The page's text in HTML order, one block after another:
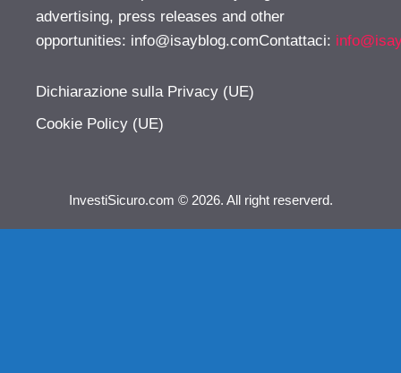
advertising, press releases and other
opportunities: info@isayblog.comContattaci:
Dichiarazione sulla Privacy (UE)
Cookie Policy (UE)
InvestiSicuro.com © 2026. All right reserverd.